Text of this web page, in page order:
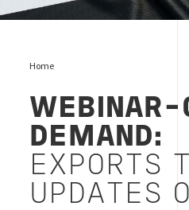
Home
WEBINAR-
DEMAND:
EXPORTS
UPDATES